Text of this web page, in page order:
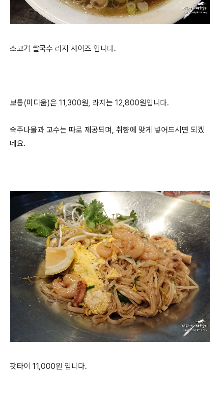
소고기 쌀국수 라지 사이즈 입니다.
보통(미디움)은 11,300원, 라지는 12,800원입니다.
숙주나물과 고수는 따로 제공되며, 취향에 맞게 넣어드시면 되겠
네요.
팟타이 11,000원 입니다.